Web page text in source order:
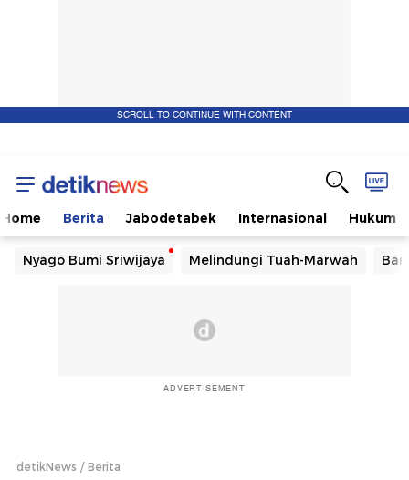
SCROLL TO CONTINUE WITH CONTENT
Home Berita Jabodetabek Internasional Hukum
Nyago Bumi Sriwijaya Melindungi Tuah-Marwah
ADVERTISEMENT
detikNews Berita